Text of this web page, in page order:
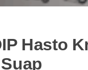
Hasto